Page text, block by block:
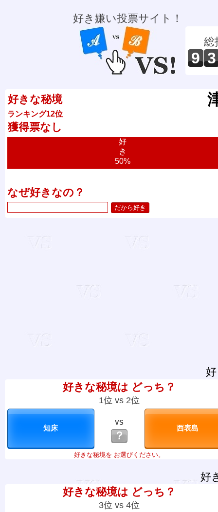
好き嫌い投票サイト！
総
9 3
好きな秘境
ランキング12位
獲得票なし
好
き
50%
なぜ好きなの？
好きな秘境は どっち？
1位 vs 2位
VS
？
好きな秘境を お選びください。
好
好きな秘境は どっち？
3位 vs 4位